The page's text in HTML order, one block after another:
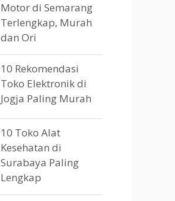
Motor di Semarang
Terlengkap, Murah
dan Ori
10 Rekomendasi
Toko Elektronik di
Jogja Paling Murah
10 Toko Alat
Kesehatan di
Surabaya Paling
Lengkap